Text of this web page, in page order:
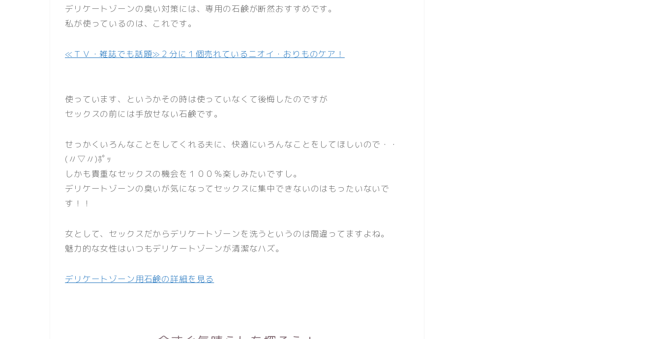
デリケートゾーンの臭い対策には、専用の石鹸が断然おすすめです。
私が使っているのは、これです。
≪ＴＶ・雑誌でも話題≫２分に１個売れているニオイ・おりものケア！
使っています、というかその時は使っていなくて後悔したのですが
セックスの前には手放せない石鹸です。
せっかくいろんなことをしてくれる夫に、快適にいろんなことをしてほしいので・・
(〃▽〃)ﾎﾟｯ
しかも貴重なセックスの機会を１００％楽しみたいですし。
デリケートゾーンの臭いが気になってセックスに集中できないのはもったいないで
す！！
女として、セックスだからデリケートゾーンを洗うというのは間違ってますよね。
魅力的な女性はいつもデリケートゾーンが清潔なハズ。
デリケートゾーン用石鹸の詳細を見る